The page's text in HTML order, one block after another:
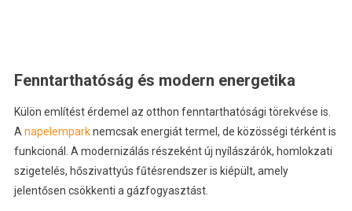
Fenntarthatóság és modern energetika
Külön említést érdemel az otthon fenntarthatósági törekvése is.
Anapelemparknemcsak energiát termel, de közösségi térként is
funkcionál. A modernizálás részeként új nyílászárók, homlokzati
szigetelés, hőszivattyús fűtésrendszer is kiépült, amely
jelentősen csökkenti a gázfogyasztást.